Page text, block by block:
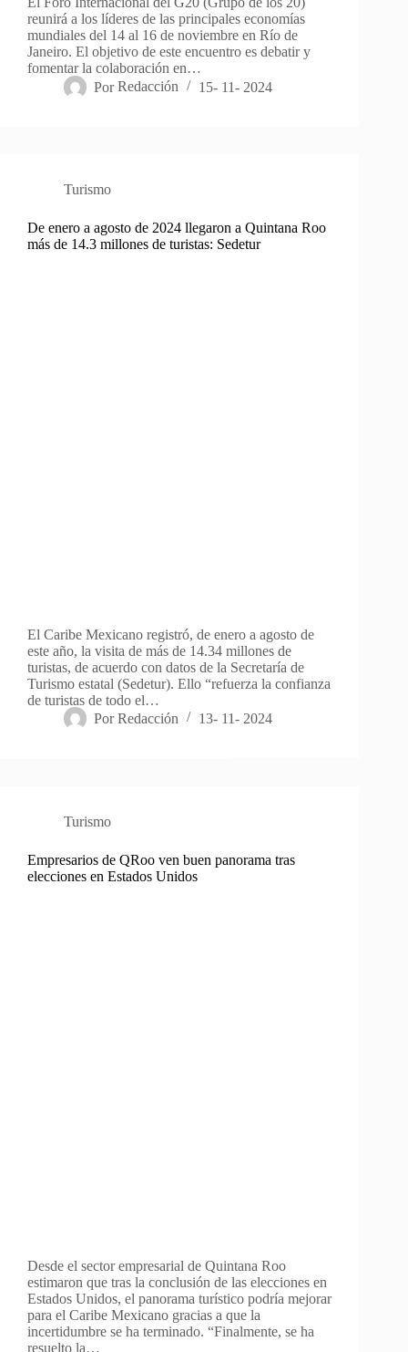
reunirá a los líderes de las principales economías
mundiales del 14 al 16 de noviembre en Río de
Janeiro. El objetivo de este encuentro es debatir y
fomentar la colaboración en…
Por Redacción 15- 11- 2024
Turismo
De enero a agosto de 2024 llegaron a Quintana Roo
más de 14.3 millones de turistas: Sedetur
El Caribe Mexicano registró, de enero a agosto de
este año, la visita de más de 14.34 millones de
turistas, de acuerdo con datos de la Secretaría de
Turismo estatal (Sedetur). Ello “refuerza la confianza
de turistas de todo el…
Por Redacción 13- 11- 2024
Turismo
Empresarios de QRoo ven buen panorama tras
elecciones en Estados Unidos
Desde el sector empresarial de Quintana Roo
estimaron que tras la conclusión de las elecciones en
Estados Unidos, el panorama turístico podría mejorar
para el Caribe Mexicano gracias a que la
incertidumbre se ha terminado. “Finalmente, se ha
resuelto la…